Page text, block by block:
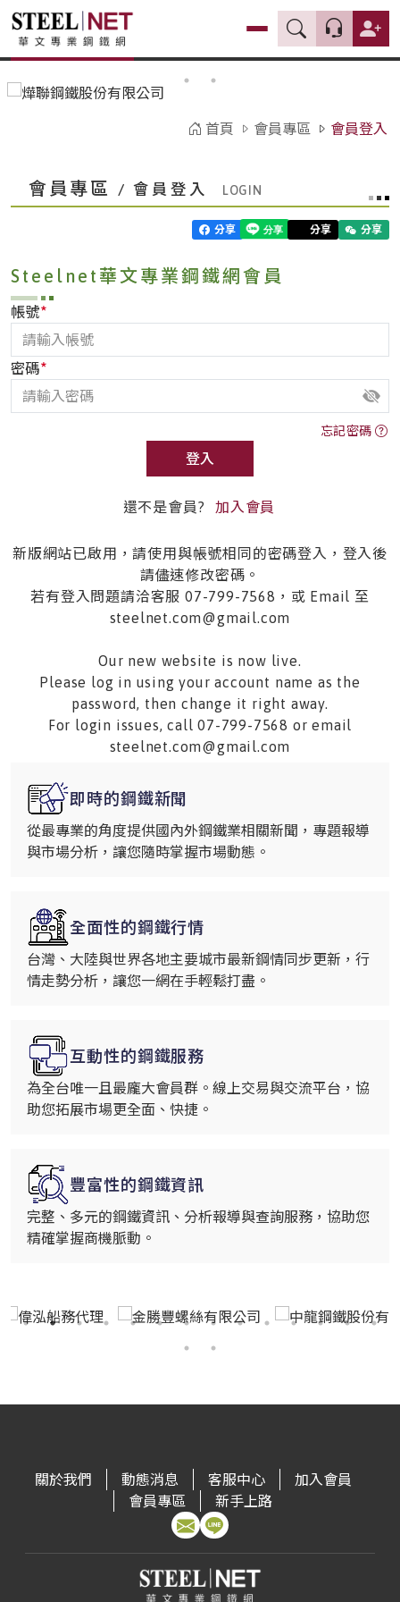
首頁 會員專區 會員登入
會員專區 / 會員登入
分享 分享 分享
Steelnet華文專業鋼鐵網會員
帳號*
密碼*
忘記密碼
登入
還不是會員? 加入會員
新版網站已啟用，請使用與帳號相同的密碼登入，登入後
請儘速修改密碼。
若有登入問題請洽客服 07-799-7568，或 Email 至
steelnet.com@gmail.com
Our new website is now live.
Please log in using your account name as the
password, then change it right away.
For login issues, call 07-799-7568 or email
steelnet.com@gmail.com
即時的鋼鐵新聞
從最專業的角度提供國內外鋼鐵業相關新聞，專題報導
與市場分析，讓您隨時掌握市場動態。
全面性的鋼鐵行情
台灣、大陸與世界各地主要城市最新鋼情同步更新，行
情走勢分析，讓您一網在手輕鬆打盡。
互動性的鋼鐵服務
為全台唯一且最龐大會員群。線上交易與交流平台，協
助您拓展市場更全面、快捷。
豐富性的鋼鐵資訊
完整、多元的鋼鐵資訊、分析報導與查詢服務，協助您
精確掌握商機脈動。
關於我們 動態消息 客服中心
加入會員
會員專區
新手上路